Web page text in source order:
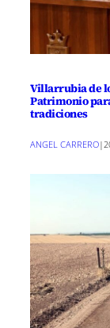
Villarrubia de
Patrimonio
tradiciones
ANGEL CARRERO|